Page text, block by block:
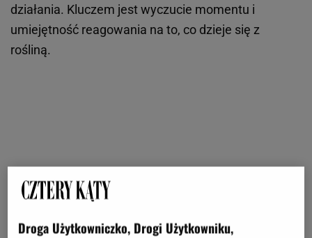
działania. Kluczem jest wyczucie momentu i
umiejętność reagowania na to, co dzieje się z
rośliną.
Droga Użytkowniczko, Drogi Użytkowniku,